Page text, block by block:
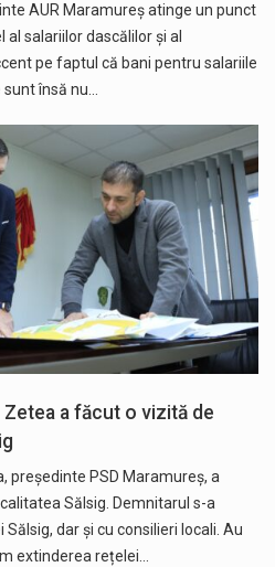
AUR Maramureș atinge un punct
al salariilor dascălilor și al
pe faptul că bani pentru salariile
însă nu…
a făcut o vizită de
președinte PSD Maramureș, a
Sălsig. Demnitarul s-a
dar și cu consilieri locali. Au
extinderea rețelei…